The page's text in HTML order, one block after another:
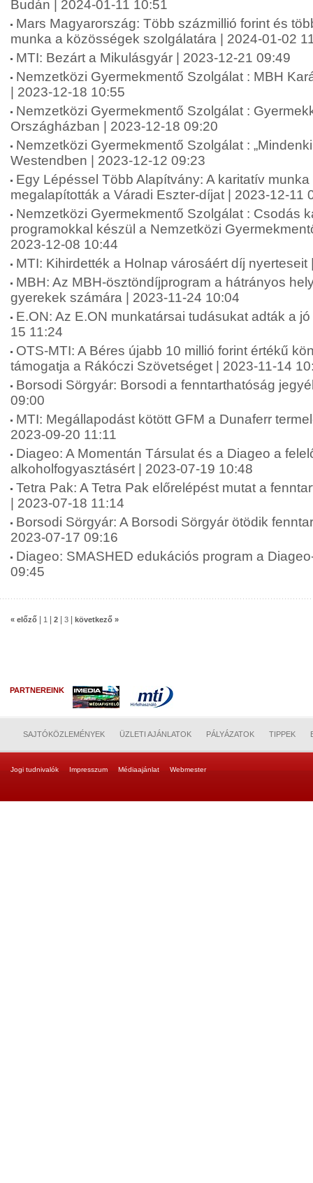
Budán | 2024-01-11 10:51
Mars Magyarország: Több százmillió forint és
munka a közösségek szolgálatára | 2024-01-02
MTI: Bezárt a Mikulásgyár | 2023-12-21 09:49
Nemzetközi Gyermekmentő Szolgálat : MBH
| 2023-12-18 10:55
Nemzetközi Gyermekmentő Szolgálat :
Országházban | 2023-12-18 09:20
Nemzetközi Gyermekmentő Szolgálat :
Westendben | 2023-12-12 09:23
Egy Lépéssel Több Alapítvány: A karitatív
megalapították a Váradi Eszter-díjat | 2023-12-11
Nemzetközi Gyermekmentő Szolgálat : Csodás
programokkal készül a Nemzetközi
2023-12-08 10:44
MTI: Kihirdették a Holnap városáért díj
MBH: Az MBH-ösztöndíjprogram a hátrányos
gyerekek számára | 2023-11-24 10:04
E.ON: Az E.ON munkatársai tudásukat adták a
15 11:24
OTS-MTI: A Béres újabb 10 millió forint értékű
támogatja a Rákóczi Szövetséget | 2023-11-14
Borsodi Sörgyár: Borsodi a fenntarthatóság
09:00
MTI: Megállapodást kötött GFM a Dunaferr
2023-09-20 11:11
Diageo: A Momentán Társulat és a Diageo a
alkoholfogyasztásért | 2023-07-19 10:48
Tetra Pak: A Tetra Pak előrelépést mutat a
| 2023-07-18 11:14
Borsodi Sörgyár: A Borsodi Sörgyár ötödik
2023-07-17 09:16
Diageo: SMASHED edukációs program a
09:45
« előző 1 2 3 következő »
PARTNEREINK
SAJTÓKÖZLEMÉNYEK ÜZLETI AJÁNLATOK PÁLYÁZATOK TIPPEK
Jogi tudnivalók Impresszum Médiaajánlat Webmester